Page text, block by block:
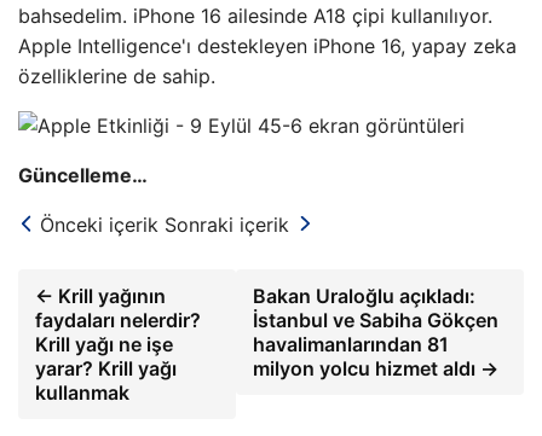
bahsedelim. iPhone 16 ailesinde A18 çipi kullanılıyor.
Apple Intelligence'ı destekleyen iPhone 16, yapay zeka
özelliklerine de sahip.
Güncelleme…
Önceki içerik Sonraki içerik
← Krill yağının
faydaları nelerdir?
Krill yağı ne işe
yarar? Krill yağı
kullanmak
Bakan Uraloğlu açıkladı:
İstanbul ve Sabiha Gökçen
havalimanlarından 81
milyon yolcu hizmet aldı →